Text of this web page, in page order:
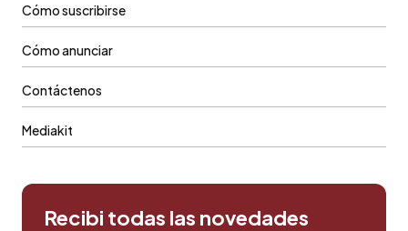
Cómo suscribirse
Cómo anunciar
Contáctenos
Mediakit
Recibi todas las novedades